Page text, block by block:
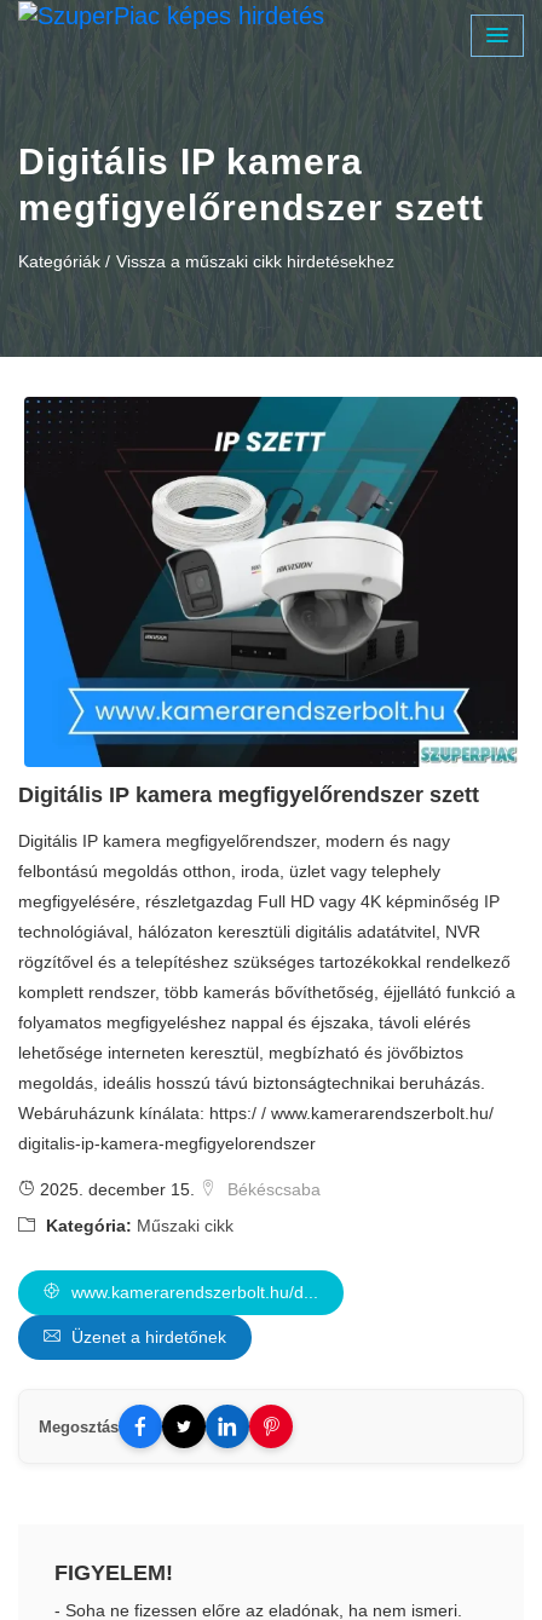
Digitális IP kamera
megfigyelőrendszer szett
Kategóriák / Vissza a műszaki cikk hirdetésekhez
Digitális IP kamera megfigyelőrendszer szett
Digitális IP kamera megfigyelőrendszer, modern és nagy
felbontású megoldás otthon, iroda, üzlet vagy telephely
megfigyelésére, részletgazdag Full HD vagy 4K képminőség IP
technológiával, hálózaton keresztüli digitális adatátvitel, NVR
rögzítővel és a telepítéshez szükséges tartozékokkal rendelkező
komplett rendszer, több kamerás bővíthetőség, éjjellátó funkció a
folyamatos megfigyeléshez nappal és éjszaka, távoli elérés
lehetősége interneten keresztül, megbízható és jövőbiztos
megoldás, ideális hosszú távú biztonságtechnikai beruházás.
Webáruházunk kínálata: https:/ / www.kamerarendszerbolt.hu/
digitalis-ip-kamera-megfigyelorendszer
2025. december 15.
Békéscsaba
Kategória: Műszaki cikk
www.kamerarendszerbolt.hu/d...
Üzenet a hirdetőnek
Megosztás
FIGYELEM!
- Soha ne fizessen előre az eladónak, ha nem ismeri.